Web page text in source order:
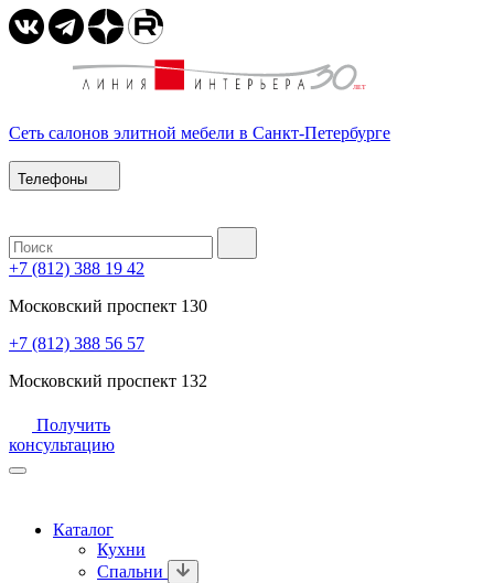
Сеть салонов элитной мебели в Санкт-Петербурге
Телефоны
+7 (812) 388 19 42
Московский проспект 130
+7 (812) 388 56 57
Московский проспект 132
Получить
консультацию
Каталог
Кухни
Спальни